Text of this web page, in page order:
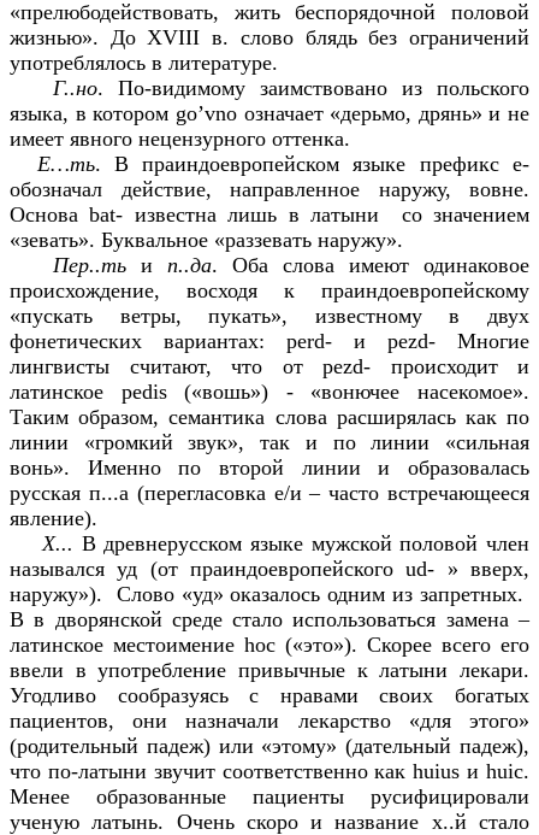
«прелюбодействовать, жить беспорядочной половой
жизнью». До XVIII в. слово блядь без ограничений
употреблялось в литературе.
Г..но. По-видимому заимствовано из польского
языка, в котором go’vno означает «дерьмо, дрянь» и не
имеет явного нецензурного оттенка.
Е…ть. В праиндоевропейском языке префикс e-
обозначал действие, направленное наружу, вовне.
Основа bat- известна лишь в латыни со значением
«зевать». Буквальное «раззевать наружу».
Пер..ть и п..да. Оба слова имеют одинаковое
происхождение, восходя к праиндоевропейскому
«пускать ветры, пукать», известному в двух
фонетических вариантах: perd- и pezd- Многие
лингвисты считают, что от pezd- происходит и
латинское pedis («вошь») - «вонючее насекомое».
Таким образом, семантика слова расширялась как по
линии «громкий звук», так и по линии «сильная
вонь». Именно по второй линии и образовалась
русская п...а (перегласовка е/и – часто встречающееся
явление).
Х... В древнерусском языке мужской половой член
назывался уд (от праиндоевропейского ud- » вверх,
наружу»). Слово «уд» оказалось одним из запретных.
В в дворянской среде стало использоваться замена –
латинское местоимение hoc («это»). Скорее всего его
ввели в употребление привычные к латыни лекари.
Угодливо сообразуясь с нравами своих богатых
пациентов, они назначали лекарство «для этого»
(родительный падеж) или «этому» (дательный падеж),
что по-латыни звучит соответственно как huius и huic.
Менее образованные пациенты русифицировали
ученую латынь. Очень скоро и название х..й стало